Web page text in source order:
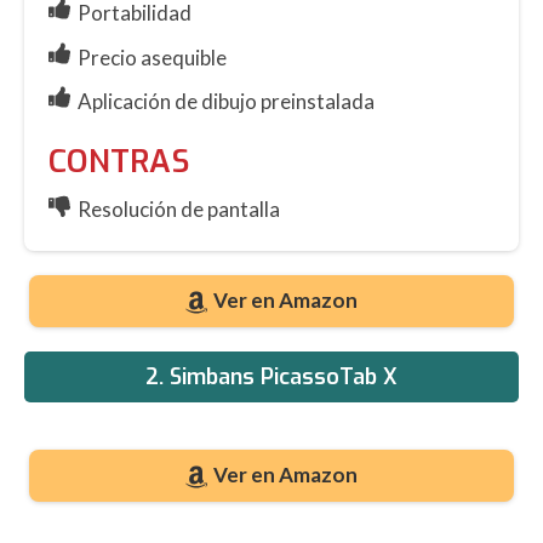
Portabilidad
Precio asequible
Aplicación de dibujo preinstalada
CONTRAS
Resolución de pantalla
Ver en Amazon
2. Simbans PicassoTab X
Ver en Amazon